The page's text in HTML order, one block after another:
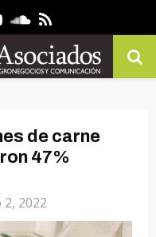
YoutubeSoundcloud
Rss
de carne
47%
2022